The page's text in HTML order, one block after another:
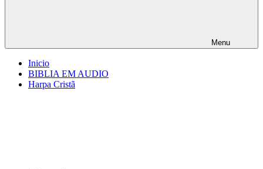
Menu
Inicio
BIBLIA EM AUDIO
Harpa Cristã